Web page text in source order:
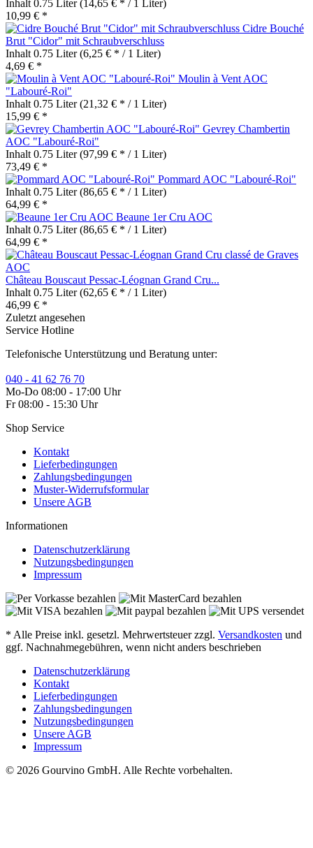
Inhalt 0.75 Liter(14,65 € * / 1 Liter)
10,99 € *
Cidre Bouché
Brut "Cidor" mit Schraubverschluss
Inhalt 0.75 Liter(6,25 € * / 1 Liter)
4,69 € *
Moulin à Vent AOC
"Labouré-Roi"
Inhalt 0.75 Liter(21,32 € * / 1 Liter)
15,99 € *
Gevrey Chambertin
AOC "Labouré-Roi"
Inhalt 0.75 Liter(97,99 € * / 1 Liter)
73,49 € *
Pommard AOC "Labouré-Roi"
Inhalt 0.75 Liter(86,65 € * / 1 Liter)
64,99 € *
Beaune 1er Cru AOC
Inhalt 0.75 Liter(86,65 € * / 1 Liter)
64,99 € *
Château Bouscaut Pessac-Léognan Grand Cru...
Inhalt 0.75 Liter(62,65 € * / 1 Liter)
46,99 € *
Zuletzt angesehen
Service Hotline
Telefonische Unterstützung und Beratung unter:
040 - 41 62 76 70
Mo-Do 08:00 - 17:00 Uhr
Fr 08:00 - 15:30 Uhr
Shop Service
Kontakt
Lieferbedingungen
Zahlungsbedingungen
Muster-Widerrufsformular
Unsere AGB
Informationen
Datenschutzerklärung
Nutzungsbedingungen
Impressum
* Alle Preise inkl. gesetzl. Mehrwertsteuer zzgl. Versandkosten und
ggf. Nachnahmegebühren, wenn nicht anders beschrieben
Datenschutzerklärung
Kontakt
Lieferbedingungen
Zahlungsbedingungen
Nutzungsbedingungen
Unsere AGB
Impressum
© 2026 Gourvino GmbH. Alle Rechte vorbehalten.